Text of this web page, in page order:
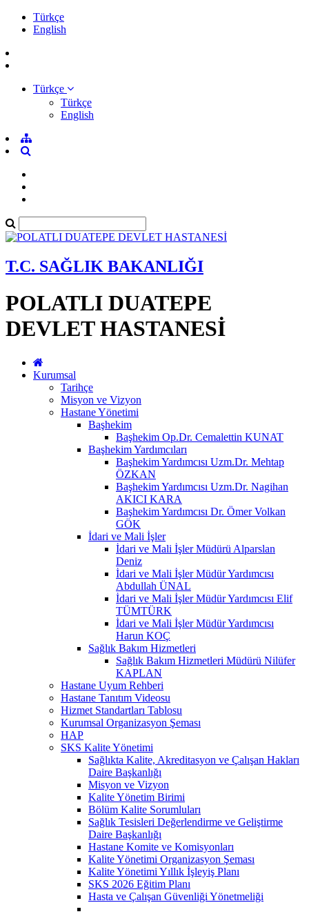
Türkçe
English
Türkçe
Türkçe
English
T.C. SAĞLIK BAKANLIĞI
POLATLI DUATEPE
DEVLET HASTANESİ
Kurumsal
Tarihçe
Misyon ve Vizyon
Hastane Yönetimi
Başhekim
Başhekim Op.Dr. Cemalettin KUNAT
Başhekim Yardımcıları
Başhekim Yardımcısı Uzm.Dr. Mehtap
ÖZKAN
Başhekim Yardımcısı Uzm.Dr. Nagihan
AKICI KARA
Başhekim Yardımcısı Dr. Ömer Volkan
GÖK
İdari ve Mali İşler
İdari ve Mali İşler Müdürü Alparslan
Deniz
İdari ve Mali İşler Müdür Yardımcısı
Abdullah ÜNAL
İdari ve Mali İşler Müdür Yardımcısı Elif
TÜMTÜRK
İdari ve Mali İşler Müdür Yardımcısı
Harun KOÇ
Sağlık Bakım Hizmetleri
Sağlık Bakım Hizmetleri Müdürü Nilüfer
KAPLAN
Hastane Uyum Rehberi
Hastane Tanıtım Videosu
Hizmet Standartları Tablosu
Kurumsal Organizasyon Şeması
HAP
SKS Kalite Yönetimi
Sağlıkta Kalite, Akreditasyon ve Çalışan Hakları
Daire Başkanlığı
Misyon ve Vizyon
Kalite Yönetim Birimi
Bölüm Kalite Sorumluları
Sağlık Tesisleri Değerlendirme ve Geliştirme
Daire Başkanlığı
Hastane Komite ve Komisyonları
Kalite Yönetimi Organizasyon Şeması
Kalite Yönetimi Yıllık İşleyiş Planı
SKS 2026 Eğitim Planı
Hasta ve Çalışan Güvenliği Yönetmeliği